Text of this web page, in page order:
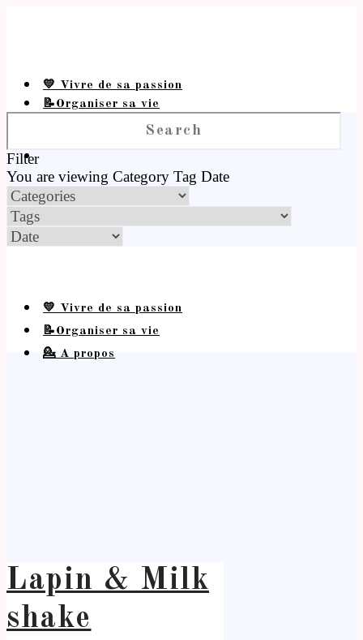
💛 Vivre de sa passion
📝Organiser sa vie
Filter
You are viewing Category Tag Date
💛 Vivre de sa passion
📝Organiser sa vie
💁 A propos
Lapin & Milk
shake